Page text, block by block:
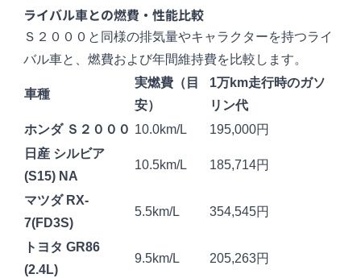
ライバル車との燃費・性能比較
Ｓ２０００と同様の排気量やキャラクターを持つライ
バル車と、燃費および年間維持費を比較します。
車種
実燃費（目
安）
1万km走行時のガソ
リン代
ホンダ Ｓ２０００ 10.0km/L
195,000円
日産 シルビア
(S15) NA
10.5km/L 185,714円
マツダ RX-
7(FD3S)
5.5km/L 354,545円
トヨタGR86
(2.4L)
9.5km/L 205,263円